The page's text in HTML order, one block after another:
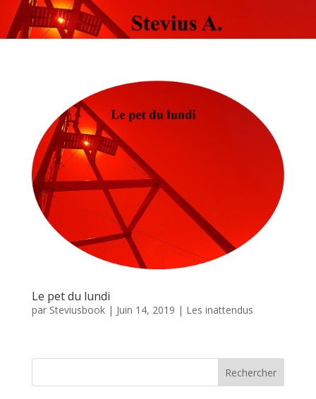
Le pet du lundi
par Steviusbook| Juin 14, 2019 | Les inattendus